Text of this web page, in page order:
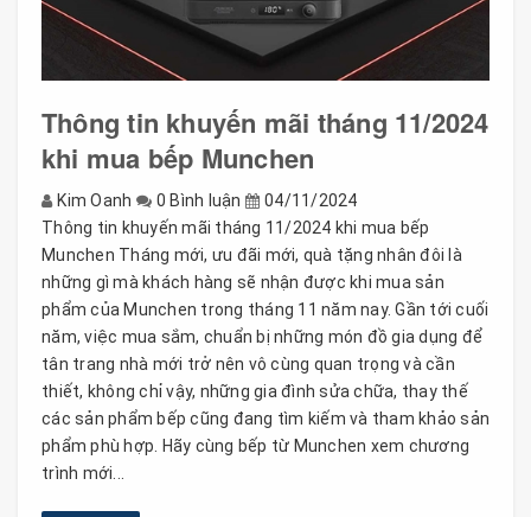
Thông tin khuyến mãi tháng 11/2024
khi mua bếp Munchen
Kim Oanh 0 Bình luận
04/11/2024
Thông tin khuyến mãi tháng 11/2024 khi mua bếp
Munchen Tháng mới, ưu đãi mới, quà tặng nhân đôi là
những gì mà khách hàng sẽ nhận được khi mua sản
phẩm của Munchen trong tháng 11 năm nay. Gần tới cuối
năm, việc mua sắm, chuẩn bị những món đồ gia dụng để
tân trang nhà mới trở nên vô cùng quan trọng và cần
thiết, không chỉ vậy, những gia đình sửa chữa, thay thế
các sản phẩm bếp cũng đang tìm kiếm và tham khảo sản
phẩm phù hợp. Hãy cùng bếp từ Munchen xem chương
trình mới...